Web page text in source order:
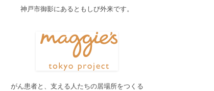
め、一部カテゴリーが表示されなくなります。ご迷
惑をおかけしますが、何卒ご理解いただけますよう
お願いいたします。
Neurosurgery Summary・Pituitary Summaryにおい
神戸市御影にあるともしび外来です。
がん患者と、支える人たちの居場所をつくる